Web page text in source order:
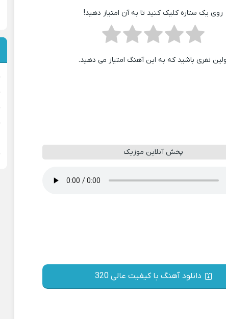
روی یک ستاره کلیک کنید تا به آن امتیاز دهید!
نفری باشید که به این آهنگ امتیاز می دهید.
پخش آنلاین موزیک
دانلود آهنگ با کیفیت عالی 320